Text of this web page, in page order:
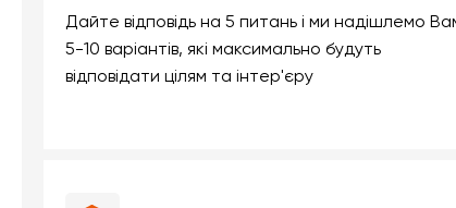
Дайте відповідь на 5 питань і ми надішлемо
5-10 варіантів, які максимально будуть
відповідати цілям та інтер'єру